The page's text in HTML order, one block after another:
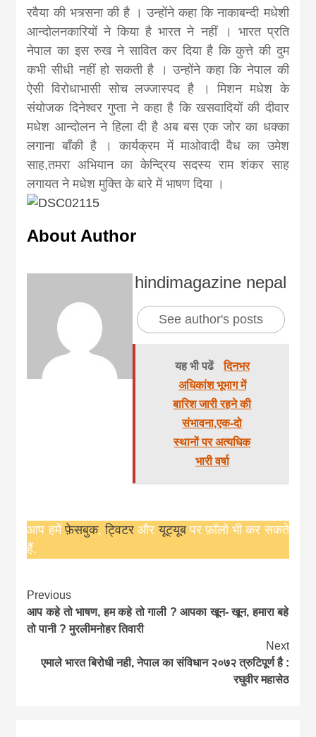
रवैया की भत्र्सना की है । उन्हाेंने कहा कि नाकाबन्दी मधेशी
आन्दोलनकारियों ने किया है भारत ने नहीं । भारत प्रति
नेपाल का इस रुख ने सावित कर दिया है कि कुत्ते की दुम
कभी सीधी नहीं हो सकती है । उन्होंने कहा कि नेपाल की
ऐसी विरोधाभासी सोच लज्जास्पद है । मिशन मधेश के
संयोजक दिनेश्वर गुप्ता ने कहा है कि खसवादियों की दीवार
मधेश आन्दोलन ने हिला दी है अब बस एक जोर का धक्का
लगाना बाँकी है । कार्यक्रम में माओवादी वैध का उमेश
साह,तमरा अभियान का केन्द्रिय सदस्य राम शंकर साह
लगायत ने मधेश मुक्ति के बारे में भाषण दिया ।
About Author
hindimagazine nepal
See author's posts
यह भी पढें
दिनभर
अधिकांश भूभाग में
बारिश जारी रहने की
संभावना,एक-दो
स्थानों पर अत्यधिक
भारी वर्षा
आप हमेंफ़ेसबुक,ट्विटरऔरयूट्यूबपर फ़ॉलो भी कर सकते
हैं.
Continue
Reading
Previous
आप कहे तो भाषण, हम कहे तो गाली ? आपका खून- खून, हमारा बहे
तो पानी ? मुरलीमनोहर तिवारी
Next
एमाले भारत बिरोधी नही, नेपाल का संविधान २०७२ त्रुटिपूर्ण है :
रघुवीर महासेठ